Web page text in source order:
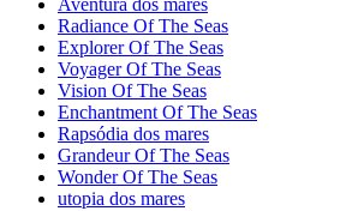
Aventura dos mares
Radiance Of The Seas
Explorer Of The Seas
Voyager Of The Seas
Vision Of The Seas
Enchantment Of The Seas
Rapsódia dos mares
Grandeur Of The Seas
Wonder Of The Seas
utopia dos mares